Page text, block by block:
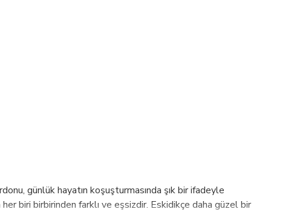
günlük hayatın koşuşturmasında şık bir ifadeyle
biri birbirinden farklı ve eşsizdir. Eskidikçe daha güzel bir